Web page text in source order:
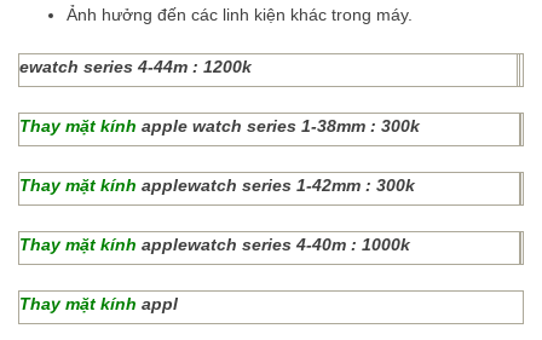
Ảnh hưởng đến các linh kiện khác trong máy.
ewatch series 4-44m : 1200k
Thay mặt kính apple watch series 1-38mm : 300k
Thay mặt kính applewatch series 1-42mm : 300k
Thay mặt kính applewatch series 4-40m : 1000k
Thay mặt kính appl